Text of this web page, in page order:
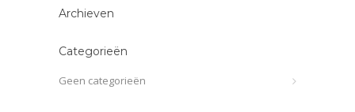
Archieven
Categorieën
Geen categorieën